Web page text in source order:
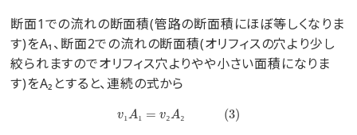
断面1での流れの断面積(管路の断面積にほぼ等しくなりま
す)をA₁、断面2での流れの断面積(オリフィスの穴より少し
絞られますのでオリフィス穴よりやや小さい面積になりま
す)をA₂とすると、連続の式から
v₁A₁ = v₂A₂ (3)
v A v₂ A₂ (3